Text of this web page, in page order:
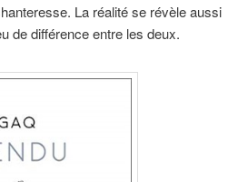
La réalité se révèle aussi
de différence entre les deux.